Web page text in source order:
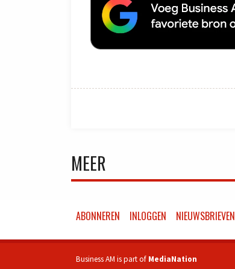
MEER
ABONNEREN INLOGGEN NIEUWSBRIEVEN
Business AM is part of MediaNation